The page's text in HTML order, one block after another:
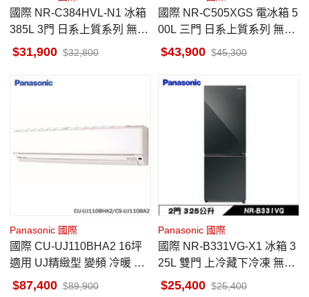
國際 NR-C384HVL-N1 冰箱
385L 3門 日系上質系列 無邊
框鋼板 香檳金
31,900 32,800
國際 NR-C505XGS 電冰箱 5
00L 三門 日系上質系列 無邊
框岩板玻璃 墨岩黑
43,900 45,300
Panasonic 國際
國際 CU-UJ110BHA2 16坪
適用 UJ精緻型 變頻 冷暖 冷
氣 CS-UJ110BA2
87,400 89,900
Panasonic 國際
國際 NR-B331VG-X1 冰箱 3
25L 雙門 上冷藏下冷凍 無邊
框玻璃鏡面 鑽石黑
25,400 25,400